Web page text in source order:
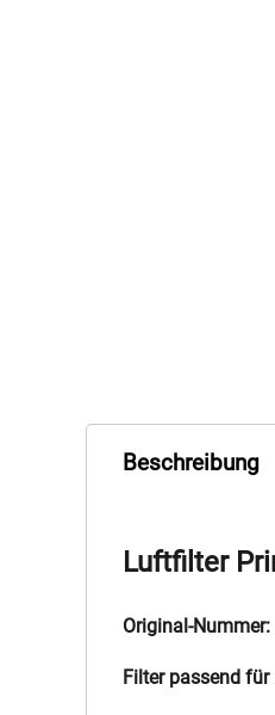
Beschreibung
Luftfilter
Original-
Filter passend für